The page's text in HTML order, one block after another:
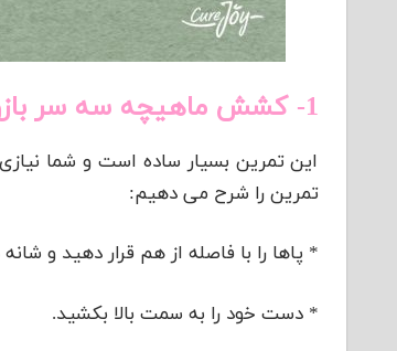
1- کشش ماهیچه سه سر بازو
این تمرین بسیار ساده است و شما
تمرین را شرح می دهیم:
* پاها را با فاصله از هم قرار دهید و
* دست خود را به سمت بالا بکشید.